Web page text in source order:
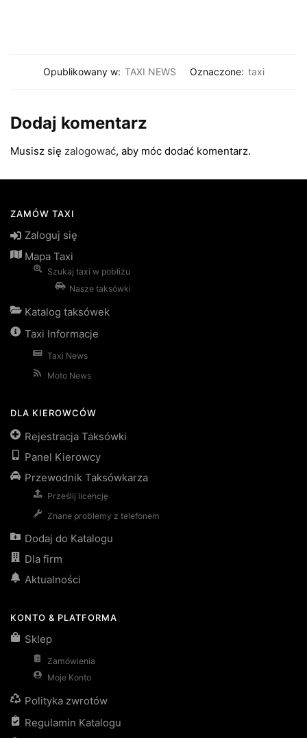
Opublikowany w: TAXI NEWS Oznaczone: taxi
Dodaj komentarz
Musisz się zalogować, aby móc dodać komentarz.
ZAMÓW TAXI
Zaloguj się
Mapa Taxi
Szukaj taxi w pobliżu
Nasze taksówki
Katalog taksówek
Taxi Informacje
Taxi News
Moto News
DLA KIEROWCÓW
Rejestracja Taksówki
Panel Kierowcy
Przewodnik Taksówkarza
Prześlij licencję
Znane problemy z telefonem
Dodaj do Katalogu
Dla firm
Aktualności
KONTO & PLATFORMA
Sklep
Zamówienia
Moje Konto
Polityka zwrotów
Regulamin Katalogu